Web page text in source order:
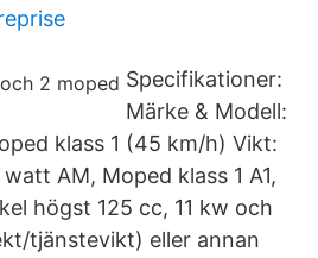
Specifikationer:
Märke & Modell:
klass 1 (45 km/h) Vikt:
AM, Moped klass 1 A1,
högst 125 cc, 11 kw och
tjänstevikt) eller annan